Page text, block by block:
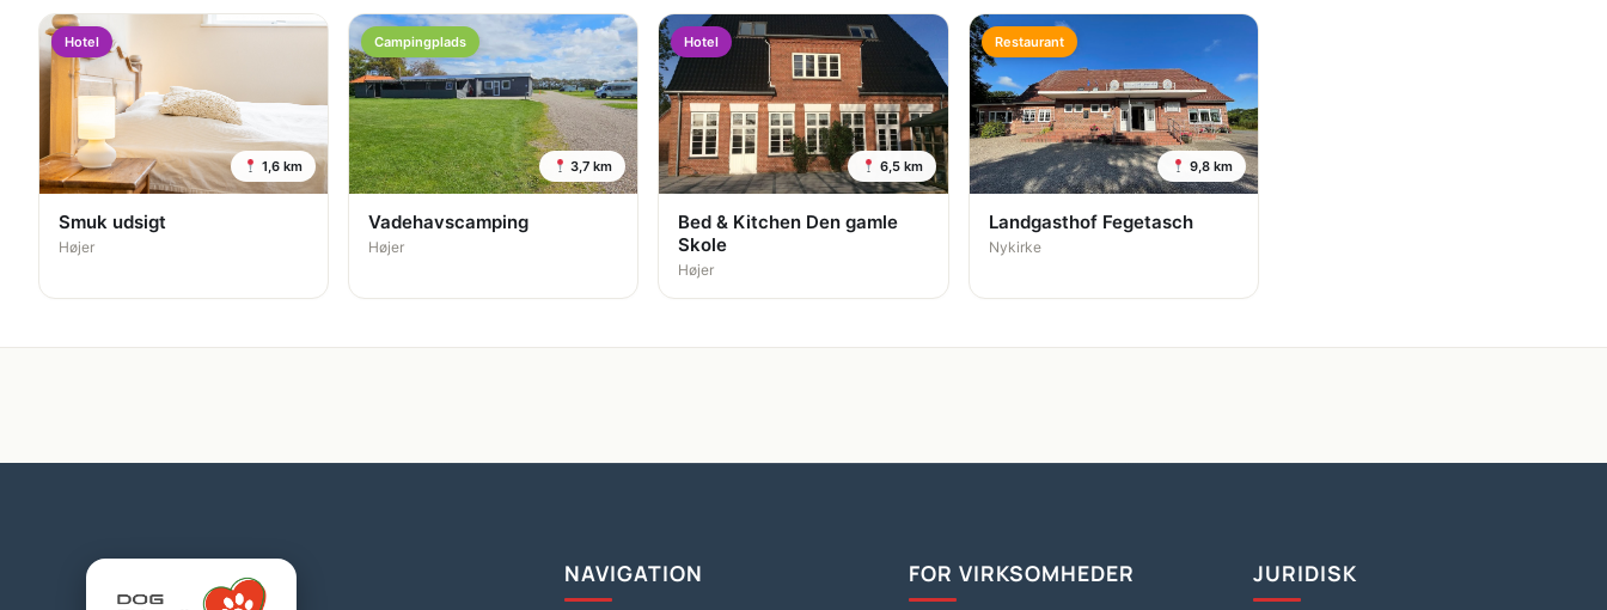
Hotel
1,6 km
Smuk udsigt
Højer
Campingplads
3,7 km
Vadehavscamping
Højer
Hotel
6,5 km
Bed & Kitchen Den gamle
Skole
Højer
Restaurant
9,8 km
Landgasthof Fegetasch
Nykirke
NAVIGATION FOR VIRKSOMHEDER JURIDISK